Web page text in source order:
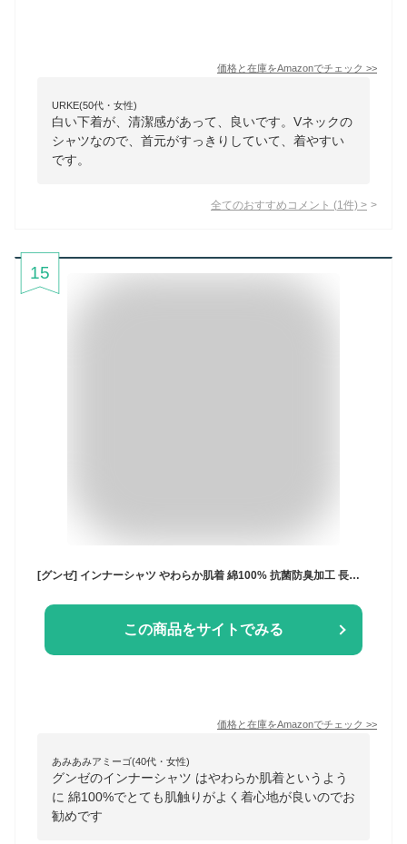
価格と在庫をAmazonでチェック >>
URKE(50代・女性)
白い下着が、清潔感があって、良いです。Vネックの
シャツなので、首元がすっきりしていて、着やすい
です。
全てのおすすめコメント (1 件) >
15
[グンゼ] インナーシャツ やわらか肌着 綿100% 抗菌防臭加工 長袖丸首 2枚組 メンズ NEWホワイト M
この商品をサイトでみる
価格と在庫をAmazonでチェック >>
あみあみアミーゴ(40代・女性)
グンゼのインナーシャツ はやわらか肌着というよう
に 綿100%でとても肌触りがよく着心地が良いのでお
勧めです